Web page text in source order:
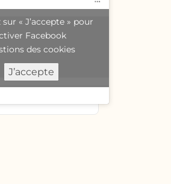
« J’accepte » pour
Facebook
des cookies
J’accepte